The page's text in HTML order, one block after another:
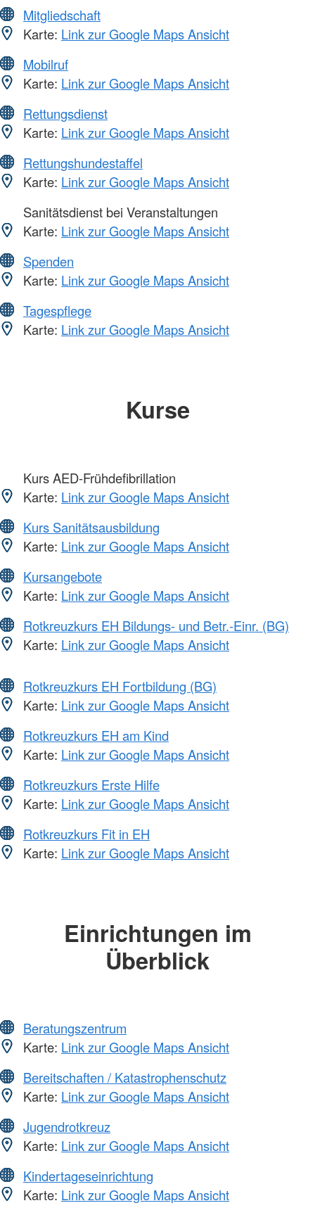
Mitgliedschaft
Karte: Link zur Google Maps Ansicht
Mobilruf
Karte: Link zur Google Maps Ansicht
Rettungsdienst
Karte: Link zur Google Maps Ansicht
Rettungshundestaffel
Karte: Link zur Google Maps Ansicht
Sanitätsdienst bei Veranstaltungen
Karte: Link zur Google Maps Ansicht
Spenden
Karte: Link zur Google Maps Ansicht
Tagespflege
Karte: Link zur Google Maps Ansicht
Kurse
Kurs AED-Frühdefibrillation
Karte: Link zur Google Maps Ansicht
Kurs Sanitätsausbildung
Karte: Link zur Google Maps Ansicht
Kursangebote
Karte: Link zur Google Maps Ansicht
Rotkreuzkurs EH Bildungs- und Betr.-Einr. (BG)
Karte: Link zur Google Maps Ansicht
Rotkreuzkurs EH Fortbildung (BG)
Karte: Link zur Google Maps Ansicht
Rotkreuzkurs EH am Kind
Karte: Link zur Google Maps Ansicht
Rotkreuzkurs Erste Hilfe
Karte: Link zur Google Maps Ansicht
Rotkreuzkurs Fit in EH
Karte: Link zur Google Maps Ansicht
Einrichtungen im
Überblick
Beratungszentrum
Karte: Link zur Google Maps Ansicht
Bereitschaften / Katastrophenschutz
Karte: Link zur Google Maps Ansicht
Jugendrotkreuz
Karte: Link zur Google Maps Ansicht
Kindertageseinrichtung
Karte: Link zur Google Maps Ansicht